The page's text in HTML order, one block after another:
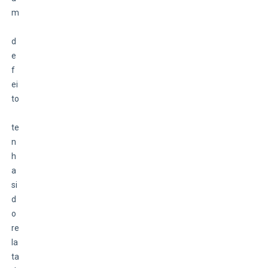
m
d
e
f
ei
to
te
n
h
a
si
d
o
re
la
ta